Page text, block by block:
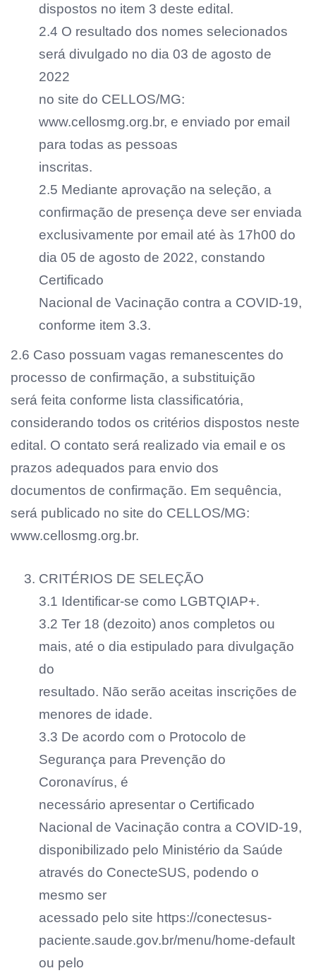
dispostos no item 3 deste edital.
2.4 O resultado dos nomes selecionados
será divulgado no dia 03 de agosto de
2022
no site do CELLOS/MG:
www.cellosmg.org.br, e enviado por email
para todas as pessoas
inscritas.
2.5 Mediante aprovação na seleção, a
confirmação de presença deve ser enviada
exclusivamente por email até às 17h00 do
dia 05 de agosto de 2022, constando
Certificado
Nacional de Vacinação contra a COVID-19,
conforme item 3.3.
2.6 Caso possuam vagas remanescentes do
processo de confirmação, a substituição
será feita conforme lista classificatória,
considerando todos os critérios dispostos neste
edital. O contato será realizado via email e os
prazos adequados para envio dos
documentos de confirmação. Em sequência,
será publicado no site do CELLOS/MG:
www.cellosmg.org.br.
CRITÉRIOS DE SELEÇÃO
3.1 Identificar-se como LGBTQIAP+.
3.2 Ter 18 (dezoito) anos completos ou
mais, até o dia estipulado para divulgação
do
resultado. Não serão aceitas inscrições de
menores de idade.
3.3 De acordo com o Protocolo de
Segurança para Prevenção do
Coronavírus, é
necessário apresentar o Certificado
Nacional de Vacinação contra a COVID-19,
disponibilizado pelo Ministério da Saúde
através do ConecteSUS, podendo o
mesmo ser
acessado pelo site https://conectesus-
paciente.saude.gov.br/menu/home-default
ou pelo